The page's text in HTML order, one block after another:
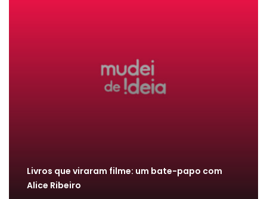
Livros que viraram filme: um bate-papo com
Alice Ribeiro